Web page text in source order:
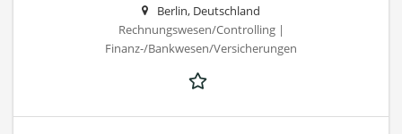
Berlin, Deutschland
Rechnungswesen/Controlling |
Finanz-/Bankwesen/Versicherungen